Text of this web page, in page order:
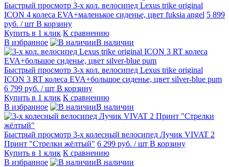
Быстрый просмотр 3-х кол. велосипед Lexus trike original
ICON 4 колеса EVA+маленькое сиденье, цвет fuksia angel 5 899
руб. / шт В корзину
Купить в 1 клик К сравнению
В избранное
В наличии
Быстрый просмотр 3-х кол. велосипед Lexus trike original
ICON 3 RT колеса EVA+большое сиденье, цвет silver-blue pum
6 799 руб. / шт В корзину
Купить в 1 клик К сравнению
В избранное
В наличии
Быстрый просмотр 3-х колесный велосипед Лучик VIVAT 2
Принт "Стрелки жёлтый" 6 299 руб. / шт В корзину
Купить в 1 клик К сравнению
В избранное
В наличии